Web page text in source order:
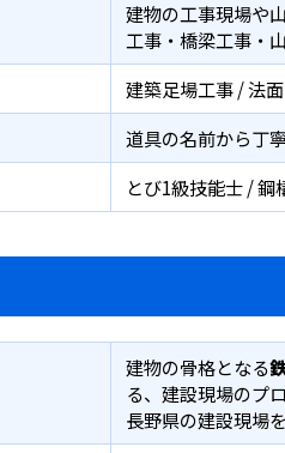
建物の工事現場や
工事・橋梁工事・
建築足場工事 / 法
道具の名前から丁
とび1級技能士 / 鋼
建物の骨格となる
る、建設現場のプ
長野県の建設現場